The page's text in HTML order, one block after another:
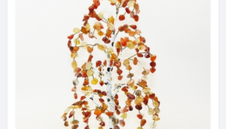
поднятый вопрос — лечение болезней активными
излучениями сердолика — заслуживает особенного
внимания всей нашей научной общественности". Перед
войной метод с успехом апробировался в некоторых
клиниках Москвы. В апреле 1942 г. в омском
эвакогоспитале № 1497 по распоряжению главного
сануправления Сибирского военного округа были
организованы курсы по изучению метода
сердоликотерапии. Отсутствие лекарств и антибиотиков
компенсировалось применением этого метода. В
результате лечения сердоликом улучшался состав крови,